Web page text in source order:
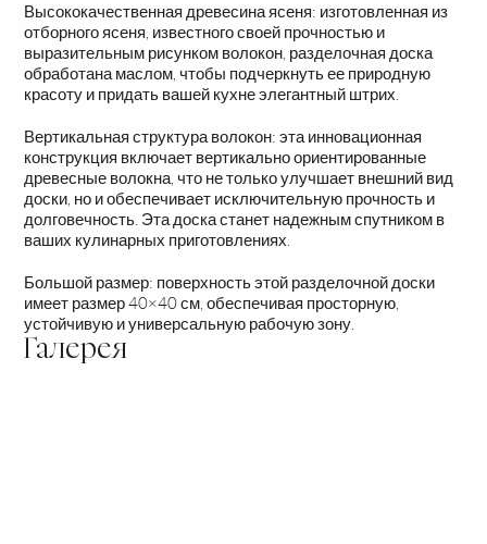
Высококачественная древесина ясеня: изготовленная из
отборного ясеня, известного своей прочностью и
выразительным рисунком волокон, разделочная доска
обработана маслом, чтобы подчеркнуть ее природную
красоту и придать вашей кухне элегантный штрих.
Вертикальная структура волокон: эта инновационная
конструкция включает вертикально ориентированные
древесные волокна, что не только улучшает внешний вид
доски, но и обеспечивает исключительную прочность и
долговечность. Эта доска станет надежным спутником в
ваших кулинарных приготовлениях.
Большой размер: поверхность этой разделочной доски
имеет размер 40×40 см, обеспечивая просторную,
устойчивую и универсальную рабочую зону.
Галерея